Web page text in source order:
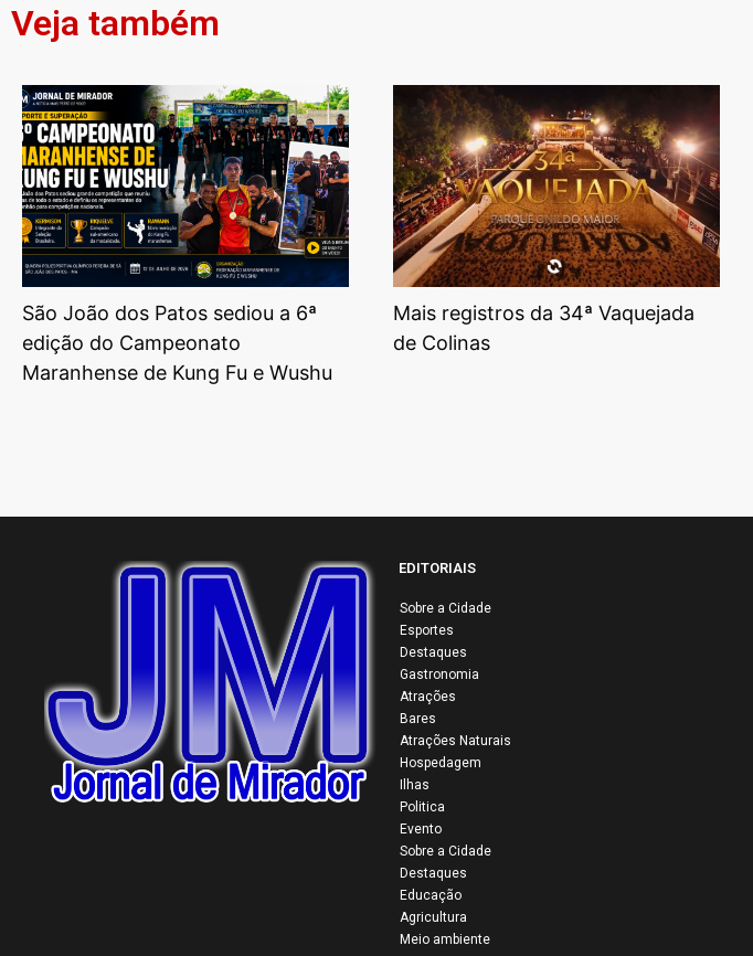
Veja também
São João dos Patos sediou a 6ª
edição do Campeonato
Maranhense de Kung Fu e Wushu
Mais registros da 34ª Vaquejada
de Colinas
EDITORIAIS
Sobre a Cidade
Esportes
Destaques
Gastronomia
Atrações
Bares
Atrações Naturais
Hospedagem
Ilhas
Politica
Evento
Sobre a Cidade
Destaques
Educação
Agricultura
Meio ambiente
34ª Vaquejada de
Colinas reúne
multidão e mantém
viva uma das
maiores tradições